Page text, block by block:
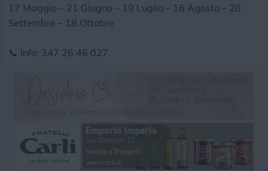
17 Maggio – 21 Giugno – 19 Luglio – 16 Agosto – 20
Settembre – 18 Ottobre
📞 Info: 347 26 46 027